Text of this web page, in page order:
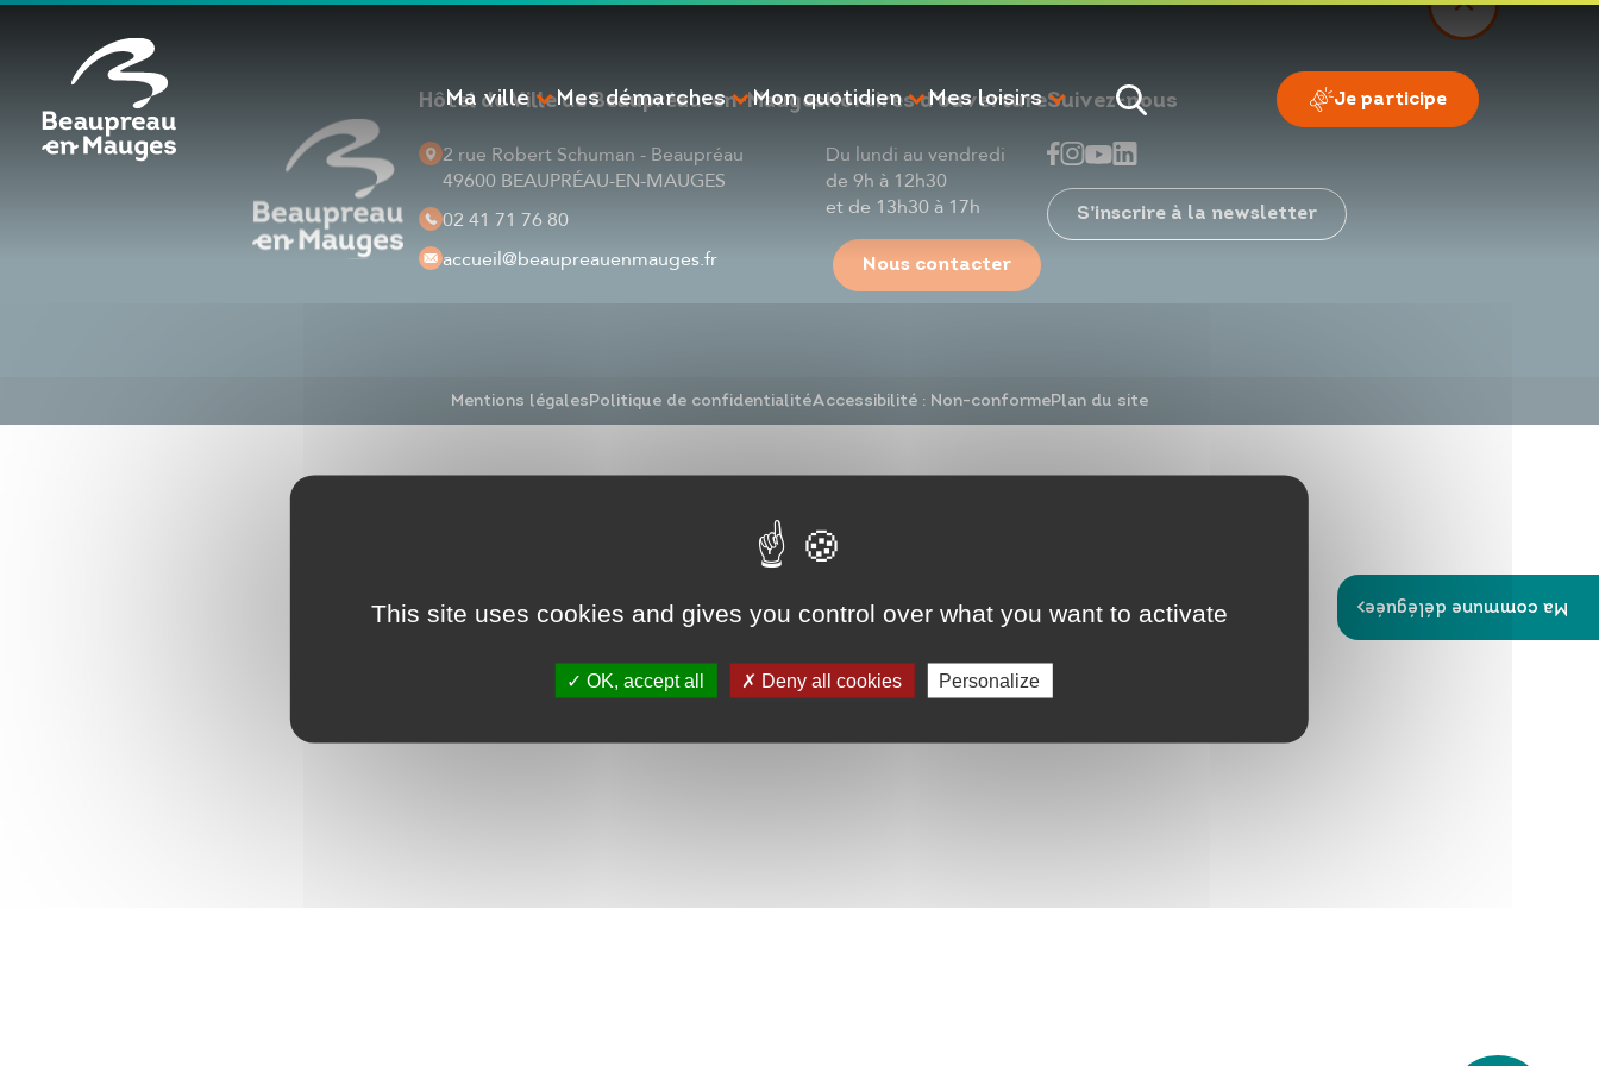
Ma ville Mes démarches Mon quotidien Mes loisirs Je participe
Hôtel de Ville de Beaupréau-en-Mauges
2 rue Robert Schuman - Beaupréau
49600 BEAUPRÉAU-EN-MAUGES
02 41 71 76 80
accueil@beaupreauenmauges.fr
Horaires d'ouverture
Du lundi au vendredi
de 9h à 12h30
et de 13h30 à 17h
Nous contacter
Suivez-nous
S’inscrire à la newsletter
Mentions légalesPolitique de confidentialitéAccessibilité : Non-conformePlan du site
Ma commune déléguée
Infos travaux
Cookies management panel
This site uses cookies and gives you control over what you want to activate
OK, accept all Deny all cookies Personalize